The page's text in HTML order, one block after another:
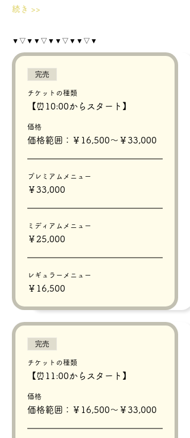
続き >>
▼▽▼▼▽▼▼▽▼▼▽▼
完売
チケットの種類
【⏰10:00からスタート】
価格
価格範囲：￥16,500〜￥33,000
プレミアムメニュー
￥33,000
ミディアムメニュー
￥25,000
レギュラーメニュー
￥16,500
完売
チケットの種類
【⏰11:00からスタート】
価格
価格範囲：￥16,500〜￥33,000